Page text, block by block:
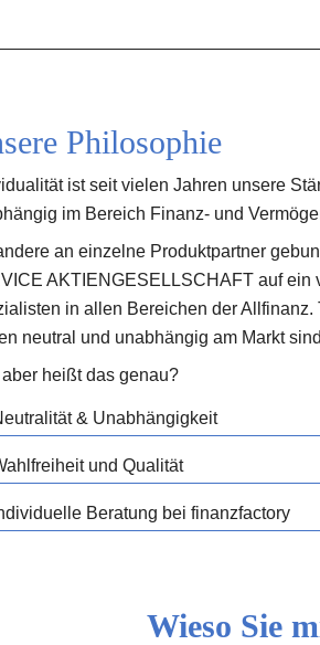
Philosophie
ist seit vielen Jahren unsere
im Bereich Finanz- und
an einzelne Produktpartner
AKTIENGESELLSCHAFT auf ein
in allen Bereichen der
neutral und unabhängig am Markt
heißt das genau?
& Unabhängigkeit
und Qualität
Beratung bei finanzfactory
Wieso Sie